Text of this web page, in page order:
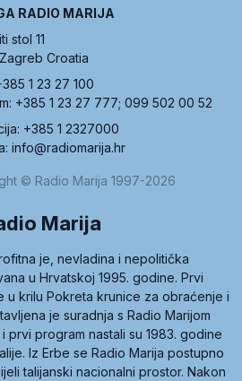
RADIO MARIJA
stol 11
Croatia
1 23 27 100
+385 1 23 27 777; 099 502 00 52
+385 1 2327000
info@radiomarija.hr
© Radio Marija 1997-2026
Marija
je, nevladina i nepolitička
u Hrvatskoj 1995. godine. Prvi
u krilu Pokreta krunice za obraćenje i
je suradnja s Radio Marijom
prvi program nastali su 1983. godine
Iz Erbe se Radio Marija postupno
talijanski nacionalni prostor. Nakon